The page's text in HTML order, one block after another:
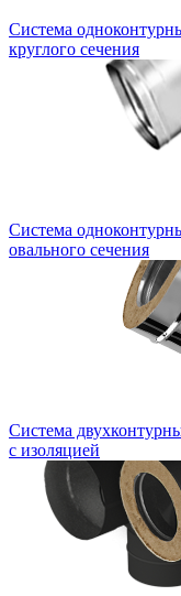
Система
круглого сечения
Система
овального сечения
Система
с изоляцией